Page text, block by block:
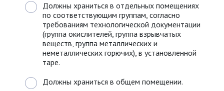
Должны храниться в отдельных помещениях
по соответствующим группам, согласно
требованиям технологической документации
(группа окислителей, группа взрывчатых
веществ, группа металлических и
неметаллических горючих), в установленной
таре.
Должны храниться в общем помещении.